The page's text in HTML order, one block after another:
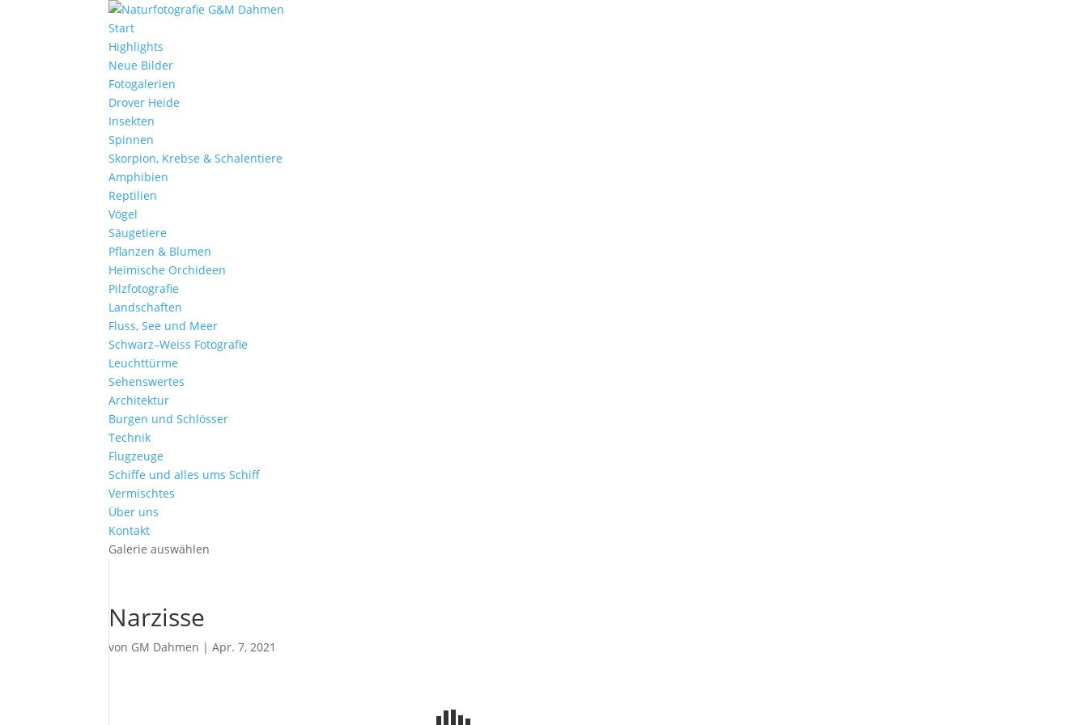
Start
Highlights
Neue Bilder
Fotogalerien
Drover Heide
Insekten
Spinnen
Skorpion, Krebse & Schalentiere
Amphibien
Reptilien
Vögel
Säugetiere
Pflanzen & Blumen
Heimische Orchideen
Pilzfotografie
Landschaften
Fluss, See und Meer
Schwarz–Weiss Fotografie
Leuchttürme
Sehenswertes
Architektur
Burgen und Schlösser
Technik
Flugzeuge
Schiffe und alles ums Schiff
Vermischtes
Über uns
Kontakt
Galerie auswählen
Narzisse
von GM Dahmen |Apr. 7, 2021